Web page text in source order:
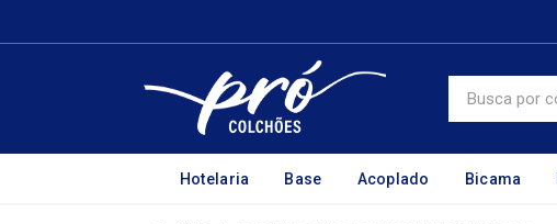
Hotelaria Base Acoplado Bicama